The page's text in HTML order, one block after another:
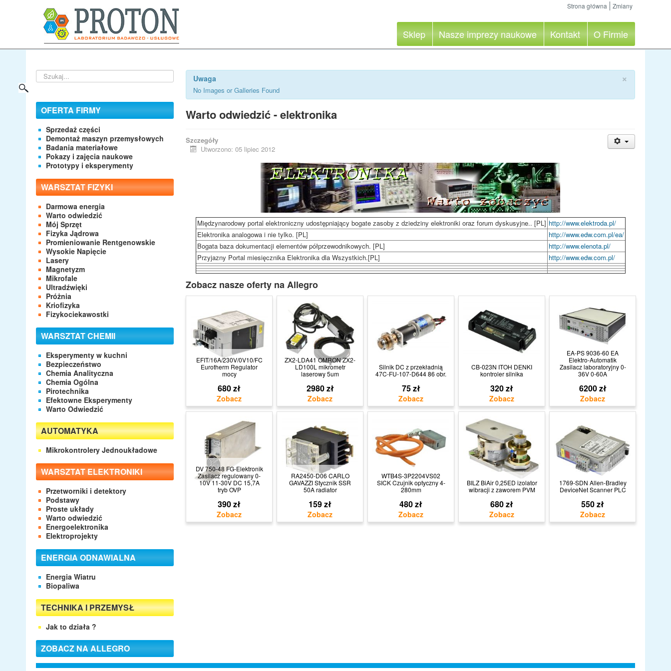
Strona główna Zmiany
Sklep Nasze imprezy naukowe Kontakt O Firmie
Szukaj...
OFERTA FIRMY
Sprzedaż części
Demontaż maszyn przemysłowych
Badania materiałowe
Pokazy i zajęcia naukowe
Prototypy i eksperymenty
WARSZTAT FIZYKI
Darmowa energia
Warto odwiedzić
Mój Sprzęt
Fizyka Jądrowa
Promieniowanie Rentgenowskie
Wysokie Napięcie
Lasery
Magnetyzm
Mikrofale
Ultradźwięki
Próżnia
Kriofizyka
Fizykociekawostki
WARSZTAT CHEMII
Eksperymenty w kuchni
Bezpieczeństwo
Chemia Analityczna
Chemia Ogólna
Pirotechnika
Efektowne Eksperymenty
Warto Odwiedzić
AUTOMATYKA
Mikrokontrolery Jednoukładowe
WARSZTAT ELEKTRONIKI
Przetworniki i detektory
Podstawy
Proste układy
Warto odwiedzić
Energoelektronika
Elektroprojekty
ENERGIA ODNAWIALNA
Energia Wiatru
Biopaliwa
TECHNIKA I PRZEMYSŁ
Jak to działa ?
ZOBACZ NA ALLEGRO
×
Uwaga
No Images or Galleries Found
Warto odwiedzić - elektronika
Szczegóły
Utworzono: 05 lipiec 2012
Międzynarodowy portal elektroniczny udostępniający bogate zasoby z dziedziny elektroniki oraz forum dyskusyjne.. [PL] http://www.elektroda.pl/
Elektronika analogowa i nie tylko. [PL]
http://www.edw.com.pl/ea/
Bogata baza dokumentacji elementów półprzewodnikowych. [PL]
http://www.elenota.pl/
Przyjazny Portal miesięcznika Elektronika dla Wszystkich.[PL]
http://www.edw.com.pl/
Zobacz nasze oferty na Allegro
EFIT/16A/230V/0V10/FC
Eurotherm Regulator
mocy
680 zł
ZX2-LDA41 OMRON ZX2-
LD100L mikrometr
laserowy 5um
2980 zł
Silnik DC z przekładnią
47C-FU-107-D644 86 obr.
75 zł
CB-023N ITOH DENKI
kontroler silnika
320 zł
EA-PS 9036-60 EA
Elektro-Automatik
Zasilacz laboratoryjny 0-
36V 0-60A
6200 zł
DV 750-48 FG-Elektronik
Zasilacz regulowany 0-
10V 11-30V DC 15,7A
tryb OVP
390 zł
RA2450-D06 CARLO
GAVAZZI Stycznik SSR
50A radiator
159 zł
WTB4S-3P2204VS02
SICK Czujnik optyczny 4-
280mm
480 zł
BILZ BiAir 0,25ED izolator
wibracji z zaworem PVM
680 zł
1769-SDN Allen-Bradley
DeviceNet Scanner PLC
550 zł